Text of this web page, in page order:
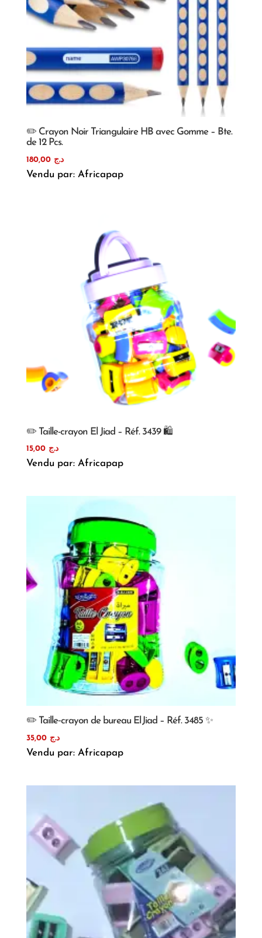
✏️ Crayon Noir Triangulaire HB avec Gomme – Bte.
de 12 Pcs.
د.ج 180,00
Vendu par: Africapap
✏️ Taille-crayon El Jiad – Réf. 3439 🛍️
د.ج 15,00
Vendu par: Africapap
✏️ Taille‑crayon de bureau El Jiad – Réf. 3485 ✨
د.ج 35,00
Vendu par: Africapap